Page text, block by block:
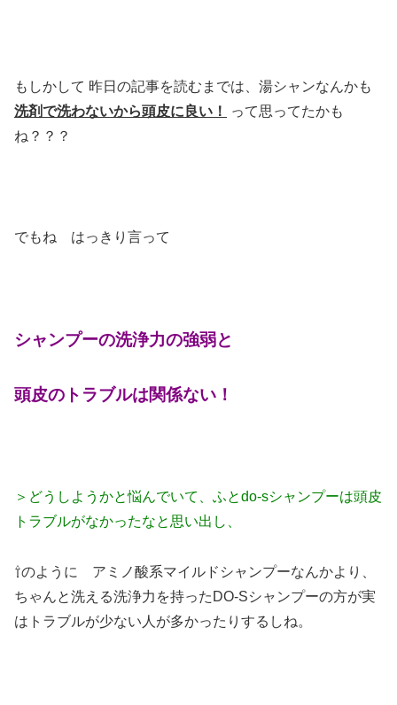
もしかして 昨日の記事を読むまでは、湯シャンなんかも
洗剤で洗わないから頭皮に良い！
って思ってたかも
ね？？？
でもね はっきり言って
シャンプーの洗浄力の強弱と
頭皮のトラブルは関係ない！
＞どうしようかと悩んでいて、ふとdo-sシャンプーは頭皮
トラブルがなかったなと思い出し、
⇧のように アミノ酸系マイルドシャンプーなんかより、
ちゃんと洗える洗浄力を持ったDO-Sシャンプーの方が実
はトラブルが少ない人が多かったりするしね。